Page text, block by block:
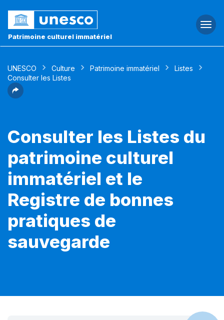
Patrimoine culturel immatériel
UNESCO Culture Patrimoine immatériel
Listes
Consulter les Listes
Consulter les Listes du
patrimoine culturel
immatériel et le
Registre de bonnes
pratiques de
sauvegarde